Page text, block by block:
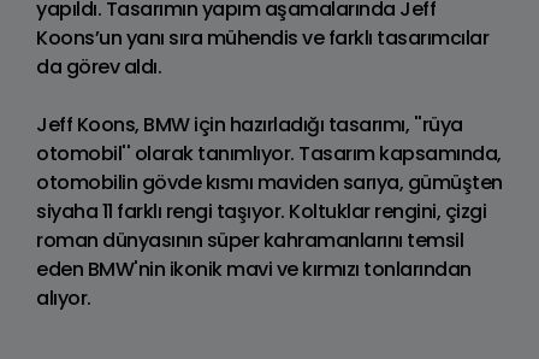
yapıldı. Tasarımın yapım aşamalarında Jeff
Koons’un yanı sıra mühendis ve farklı tasarımcılar
da görev aldı.
Jeff Koons, BMW için hazırladığı tasarımı, ''rüya
otomobil'' olarak tanımlıyor. Tasarım kapsamında,
otomobilin gövde kısmı maviden sarıya, gümüşten
siyaha 11 farklı rengi taşıyor. Koltuklar rengini, çizgi
roman dünyasının süper kahramanlarını temsil
eden BMW'nin ikonik mavi ve kırmızı tonlarından
alıyor.